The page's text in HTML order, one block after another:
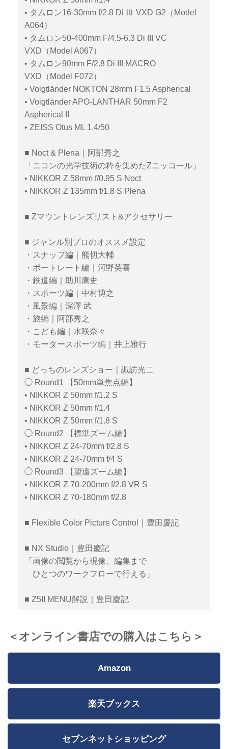
• タムロン16-30mm f/2.8 Di Ⅲ VXD G2（Model
A064）
• タムロン50-400mm F/4.5-6.3 Di III VC
VXD（Model A067）
• タムロン90mm F/2.8 Di III MACRO
VXD（Model F072）
• Voigtländer NOKTON 28mm F1.5 Aspherical
• Voigtländer APO-LANTHAR 50mm F2
Aspherical II
• ZEISS Otus ML 1.4/50
■ Noct & Plena｜阿部秀之
「ニコンの光学技術の粋を集めたZニッコール」
• NIKKOR Z 58mm f/0.95 S Noct
• NIKKOR Z 135mm f/1.8 S Plena
■ Zマウントレンズリスト&アクセサリー
■ ジャンル別プロのオススメ設定
・スナップ編｜熊切大輔
・ポートレート編｜河野英喜
・鉄道編｜助川康史
・スポーツ編｜中村博之
・風景編｜深澤 武
・旅編｜阿部秀之
・こども編｜水咲奈々
・モータースポーツ編｜井上雅行
■ どっちのレンズショー｜諏訪光二
◯ Round1 【50mm単焦点編】
• NIKKOR Z 50mm f/1.2 S
• NIKKOR Z 50mm f/1.4
• NIKKOR Z 50mm f/1.8 S
◯ Round2 【標準ズーム編】
• NIKKOR Z 24-70mm f/2.8 S
• NIKKOR Z 24-70mm f/4 S
◯ Round3 【望遠ズーム編】
• NIKKOR Z 70-200mm f/2.8 VR S
• NIKKOR Z 70-180mm f/2.8
■ Flexible Color Picture Control｜豊田慶記
■ NX Studio｜豊田慶記
「画像の閲覧から現像、編集まで
ひとつのワークフローで行える」
■ Z5II MENU解説｜豊田慶記
＜オンライン書店での購入はこちら＞
Amazon
楽天ブックス
セブンネットショッピング